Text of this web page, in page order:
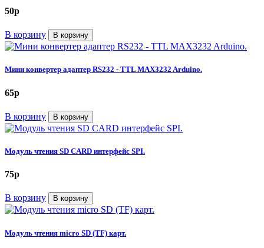
50p
В корзину В корзину
Мини конвертер адаптер RS232 - TTL MAX3232 Arduino.
65p
В корзину В корзину
Модуль чтения SD CARD интерфейс SPI.
75p
В корзину В корзину
Модуль чтения micro SD (TF) карт.